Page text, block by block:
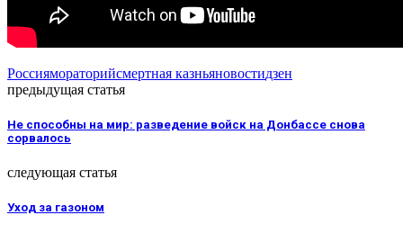
Россиямораторийсмертная казньяновостидзен
предыдущая статья
Не способны на мир: разведение войск на Донбассе снова
сорвалось
следующая статья
Уход за газоном